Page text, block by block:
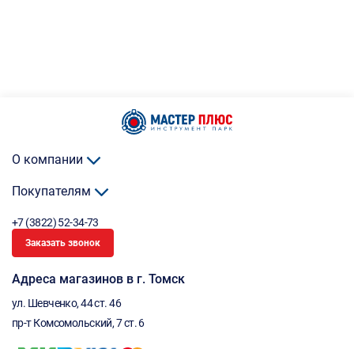
О компании
Покупателям
+7 (3822) 52-34-73
Заказать звонок
Адреса магазинов в г. Томск
ул. Шевченко, 44 ст. 46
пр-т Комсомольский, 7 ст. 6